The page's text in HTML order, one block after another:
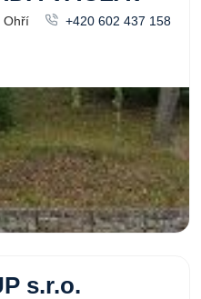
Ohří
+420 602 437 158
s.r.o.